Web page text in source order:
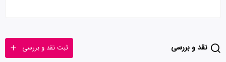
نقد و بررسی ثبت نقد و بررسی